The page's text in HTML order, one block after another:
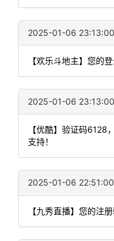
2025-01-06 23:13:00
【欢乐斗地主】您的
2025-01-06 23:13:00
【优酷】验证码6128
支持！
2025-01-06 22:51:00
【九秀直播】您的注